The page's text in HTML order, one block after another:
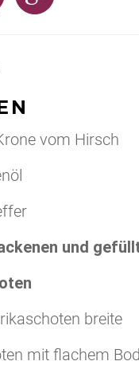
vom Hirsch
und
breite
mit flachem